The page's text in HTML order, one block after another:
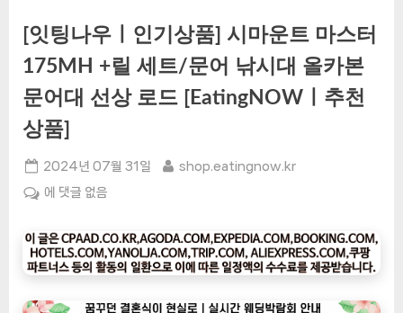
[잇팅나우ㅣ인기상품] 시마운트 마스터
175MH +릴 세트/문어 낚시대 올카본
문어대 선상 로드 [EatingNOWㅣ추천
상품]
Posted
on
2024년 07월 31일 By
shop.eatingnow.kr
[잇
나
우
ㅣ
인
에 댓글 없음